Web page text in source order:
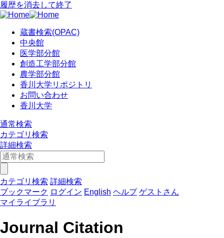
履歴を消去して終了
蔵書検索(OPAC)
中央館
医学部分館
創造工学部分館
農学部分館
香川大学リポジトリ
お問い合わせ
香川大学
通常検索
カテゴリ検索
詳細検索
カテゴリ検索 詳細検索
ブックマーク ログイン English ヘルプ ゲストさん
マイライブラリ
Journal Citation